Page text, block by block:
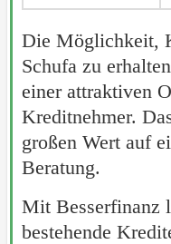
Die Möglichkeit,
Schufa zu
einer attraktiven
Kreditnehmer.
großen Wert auf
Beratung.
Mit Besserfinanz
bestehende